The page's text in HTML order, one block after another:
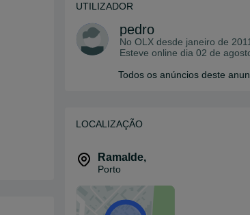
UTILIZADOR
pedro
No OLX desde janeiro de 2011
Esteve online dia 02 de
Todos os anúncios deste
LOCALIZAÇÃO
Ramalde,
Porto